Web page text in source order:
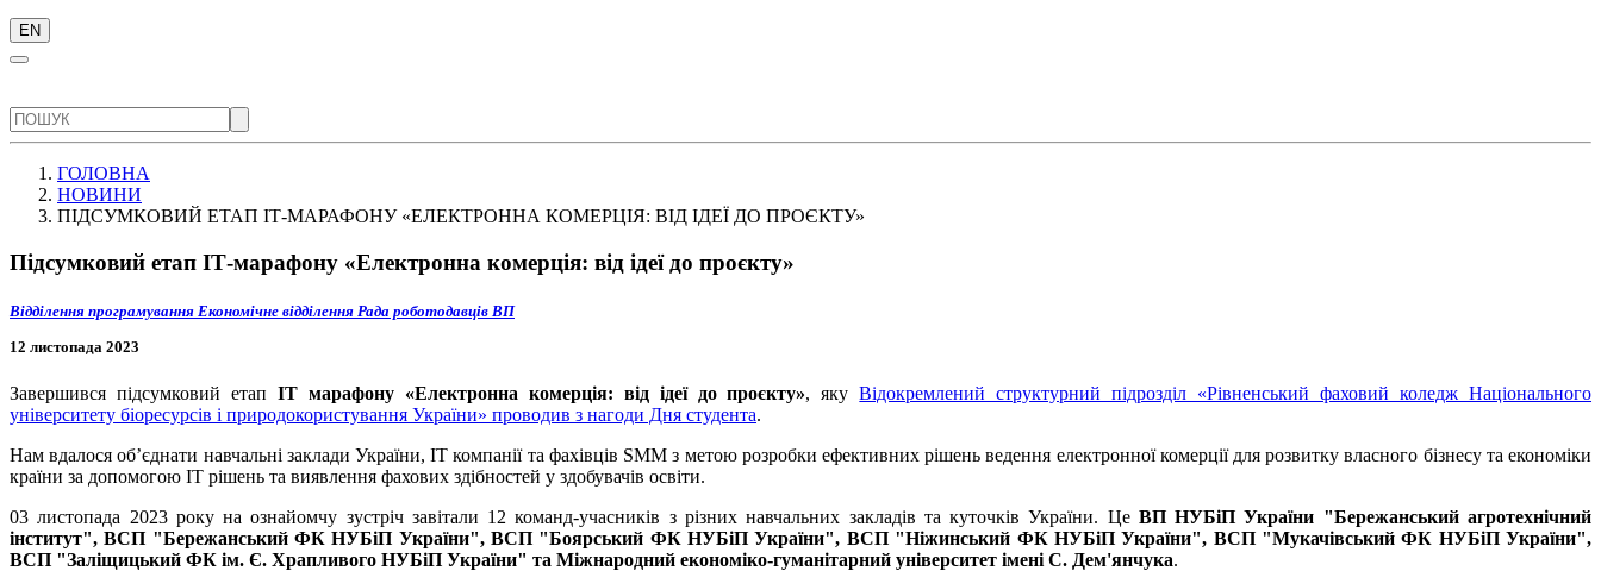
EN
ГОЛОВНА
НОВИНИ
ПІДСУМКОВИЙ ЕТАП ІТ-МАРАФОНУ «ЕЛЕКТРОННА КОМЕРЦІЯ: ВІД ІДЕЇ ДО ПРОЄКТУ»
Підсумковий етап ІТ-марафону «Електронна комерція: від ідеї до проєкту»
Відділення програмування Економічне відділення Рада роботодавців ВП
12 листопада 2023
Завершився підсумковий етап ІT марафону «Електронна комерція: від ідеї до проєкту», якуВідокремлений структурний підрозділ «Рівненський фаховий коледж Національного
університету біоресурсів і природокористування України» проводив з нагоди Дня студента.
Нам вдалося об’єднати навчальні заклади України, ІТ компанії та фахівців SMM з метою розробки ефективних рішень ведення електронної комерції для розвитку власного бізнесу та економіки
країни за допомогою ІТ рішень та виявлення фахових здібностей у здобувачів освіти.
03 листопада 2023 року на ознайомчу зустріч завітали 12 команд-учасників з різних навчальних закладів та куточків України. Це ВП НУБіП України "Бережанський агротехнічний
інститут", ВСП "Бережанський ФК НУБіП України", ВСП "Боярський ФК НУБіП України", ВСП "Ніжинський ФК НУБіП України", ВСП "Мукачівський ФК НУБіП України",
ВСП "Заліщицький ФК ім. Є. Храпливого НУБіП України" та Міжнародний економіко-гуманітарний університет імені С. Дем'янчука.